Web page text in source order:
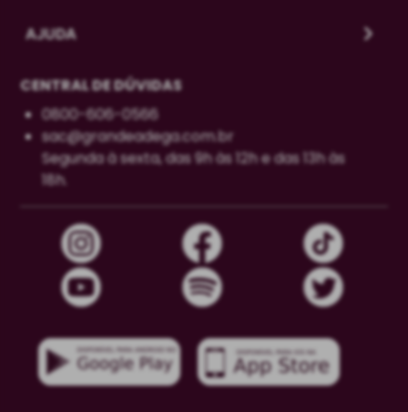
AJUDA
CENTRAL DE DÚVIDAS
0800-606-0566
sac@grandeadega.com.br
Segunda à sexta, das 9h às 12h e das 13h às
18h.